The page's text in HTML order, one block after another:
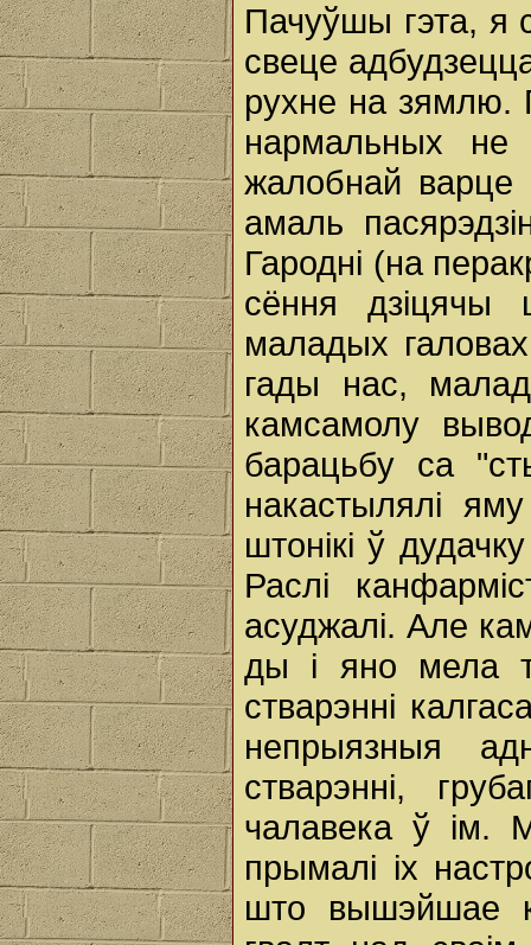
Пачуўшы гэта, я
свеце
рухне на зямлю.
нармальных
жалобнай варце
амаль
Гародні (на
сёння
маладых
гады нас,
камсамолу
барацьбу са
накастылялі
штонікі ў
Раслі
асуджалі. Але
ды і яно мела
стварэнні
непрыязныя
стварэнні,
чалавека ў ім.
прымалі іх
што вышэйшае